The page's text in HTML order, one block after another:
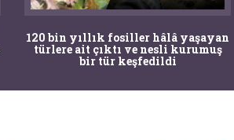
120 bin yıllık fosiller hâlâ yaşayan
türlere ait çıktı ve nesli kurumuş
bir tür keşfedildi